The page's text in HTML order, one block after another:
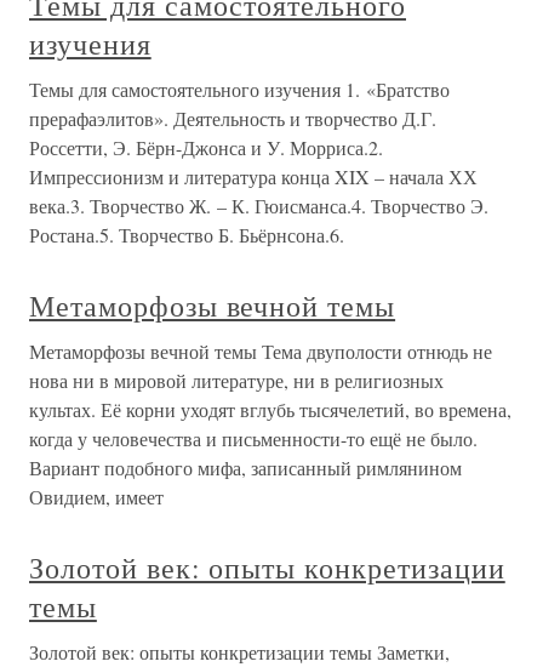
изучения
Темы для самостоятельного изучения 1. «Братство
прерафаэлитов». Деятельность и творчество Д.Г.
Россетти, Э. Бёрн-Джонса и У. Морриса.2.
Импрессионизм и литература конца XIX – начала ХХ
века.3. Творчество Ж. – К. Гюисманса.4. Творчество Э.
Ростана.5. Творчество Б. Бьёрнсона.6.
Метаморфозы вечной темы
Метаморфозы вечной темы Тема двуполости отнюдь не
нова ни в мировой литературе, ни в религиозных
культах. Её корни уходят вглубь тысячелетий, во времена,
когда у человечества и письменности-то ещё не было.
Вариант подобного мифа, записанный римлянином
Овидием, имеет
Золотой век: опыты конкретизации
темы
Золотой век: опыты конкретизации темы Заметки,